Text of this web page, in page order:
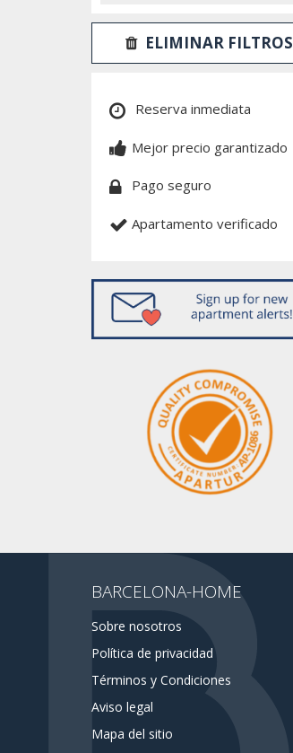
ELIMINAR FILTROS
Reserva inmediata
Mejor precio garantizado
Pago seguro
Apartamento verificado
BARCELONA-HOME
Sobre nosotros
Política de privacidad
Términos y Condiciones
Aviso legal
Mapa del sitio